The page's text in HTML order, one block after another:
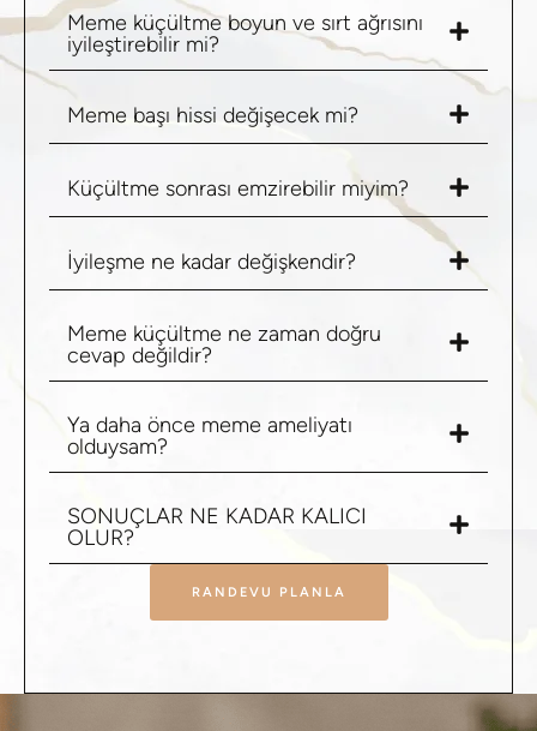
Meme küçültme boyun ve sırt ağrısını
iyileştirebilir mi?
Meme başı hissi değişecek mi?
Küçültme sonrası emzirebilir miyim?
İyileşme ne kadar değişkendir?
Meme küçültme ne zaman doğru
cevap değildir?
Ya daha önce meme ameliyatı
olduysam?
SONUÇLAR NE KADAR KALICI
OLUR?
RANDEVU PLANLA